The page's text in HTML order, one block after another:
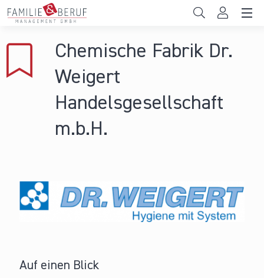
Direkt zum Inhalt
Gemeinden
Hochschulen
Persönliche Vereinbarkeit
Chemische Fabrik Dr.
Weigert
Handelsgesellschaft
m.b.H.
Auf einen Blick